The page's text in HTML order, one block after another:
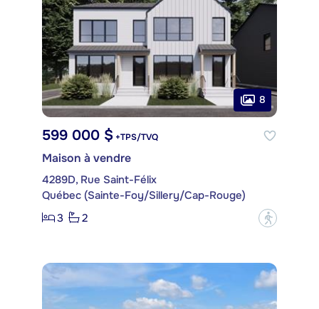
8
599 000 $ +TPS/TVQ
Maison à vendre
4289D, Rue Saint-Félix
Québec (Sainte-Foy/Sillery/Cap-Rouge)
3
2 ?